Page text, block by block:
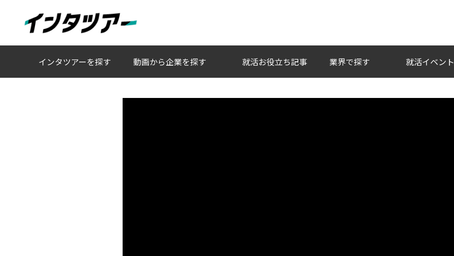
人事キャラクターAIチャットと動画で、これまでにない企業との出会いを。
インタツアーを探す 動画から企業を探す 就活お役立ち記事 業界で探す 就活イベン